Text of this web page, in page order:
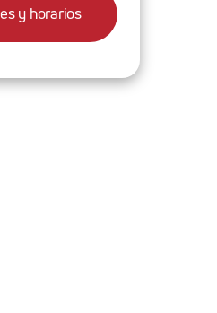
y horarios